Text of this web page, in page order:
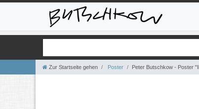
Zur Startseite gehen Poster Peter Butschkow - Poster